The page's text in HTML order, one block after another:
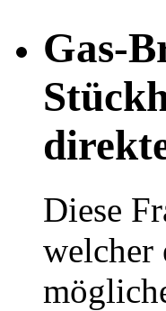
Gas-
Diese
welcher